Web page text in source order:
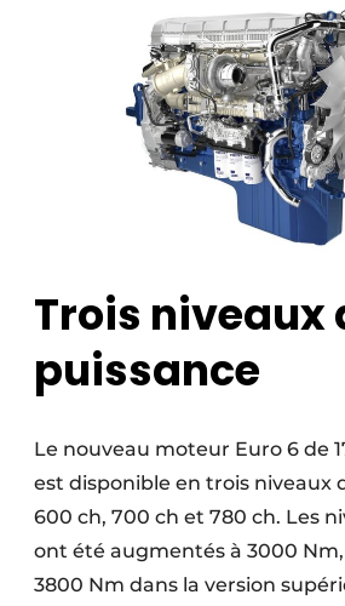
Trois niveaux
puissance
Le nouveau moteur Euro 6 de
est disponible en trois niveaux
600 ch, 700 ch et 780 ch. Les
ont été augmentés à 3000
3800 Nm dans la version